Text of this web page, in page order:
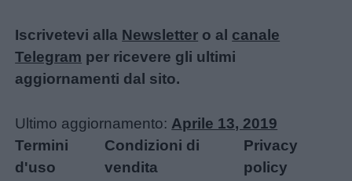
Iscrivetevi alla Newsletter o al canale
Telegram per ricevere gli ultimi
aggiornamenti dal sito.
Ultimo aggiornamento: Aprile 13, 2019
Termini
d'uso
Condizioni di
vendita
Privacy
policy